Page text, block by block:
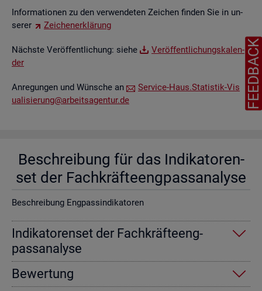
In­for­ma­tio­nen zu den ver­wen­de­ten Zei­chen fin­den Sie in un­
se­rer
Zei­chen­er­klä­rung
Nächs­te Ver­öf­fent­li­chung: siehe
Ver­öf­fent­li­chungs­ka­len­
der
An­re­gun­gen und Wün­sche an
Ser­vice-Haus.​Statistik-​Vis​
uali​sier​ung@​arb​eits​agen​tur.​de
Be­schrei­bung für das In­di­ka­to­ren­
set der Fach­kräf­te­eng­pass­ana­ly­se
Be­schrei­bung Eng­pas­sin­di­ka­to­ren
In­di­ka­to­ren­set der Fach­kräf­te­eng­
pass­ana­ly­se
Be­wer­tung
FEEDBACK